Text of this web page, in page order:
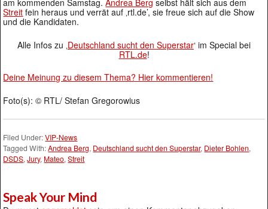
Streit fein heraus und verrät auf ‚rtl.de’, sie freue sich auf die Show
und die Kandidaten.
Alle Infos zu ‚ Deutschland sucht den Superstar‘ im Special bei
RTL.de!
Deine Meinung zu diesem Thema? Hier kommentieren!
Foto(s): © RTL/ Stefan Gregorowius
Filed Under:VIP-News
Tagged With:Andrea Berg, Deutschland sucht den Superstar, Dieter Bohlen,
DSDS,Jury, Mateo,Streit
Speak Your Mind